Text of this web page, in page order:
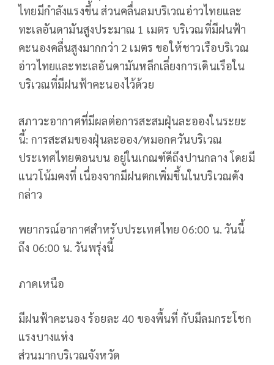
ไทยมีกำลังแรงขึ้น ส่วนคลื่นลมบริเวณอ่าวไทยและ
ทะเลอันดามันสูงประมาณ 1 เมตร บริเวณที่มีฝนฟ้า
คะนองคลื่นสูงมากกว่า 2 เมตร ขอให้ชาวเรือบริเวณ
อ่าวไทยและทะเลอันดามันหลีกเลี่ยงการเดินเรือใน
บริเวณที่มีฝนฟ้าคะนองไว้ด้วย
สภาวะอากาศที่มีผลต่อการสะสมฝุ่นละอองในระยะ
นี้: การสะสมของฝุ่นละออง/หมอกควันบริเวณ
ประเทศไทยตอนบน อยู่ในเกณฑ์ดีถึงปานกลาง โดยมี
แนวโน้มคงที่ เนื่องจากมีฝนตกเพิ่มขึ้นในบริเวณดัง
กล่าว
พยากรณ์อากาศสำหรับประเทศไทย 06:00 น. วันนี้
ถึง 06:00 น. วันพรุ่งนี้
ภาคเหนือ
มีฝนฟ้าคะนอง ร้อยละ 40 ของพื้นที่ กับมีลมกระโชก
แรงบางแห่ง
ส่วนมากบริเวณจังหวัด